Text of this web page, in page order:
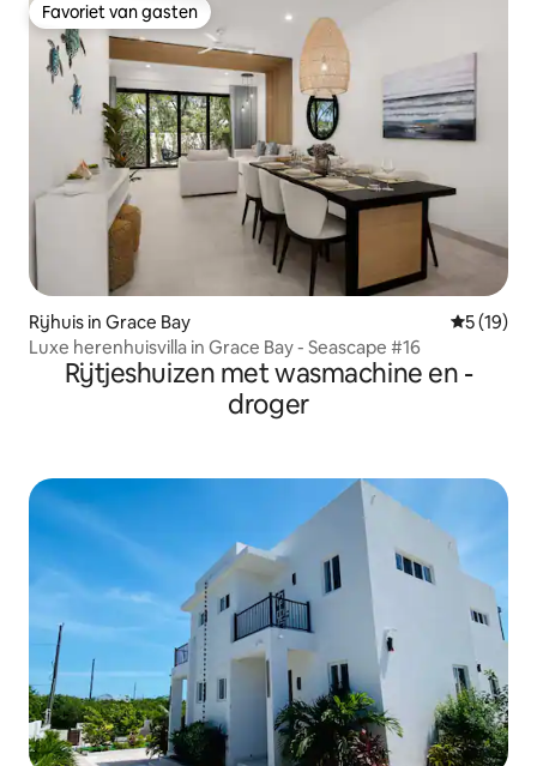
Favoriet van gasten
Favoriet van gasten
Rijhuis in Grace Bay
5 (19)
Luxe herenhuisvilla in Grace Bay - Seascape #16
Rijtjeshuizen met wasmachine en -
droger